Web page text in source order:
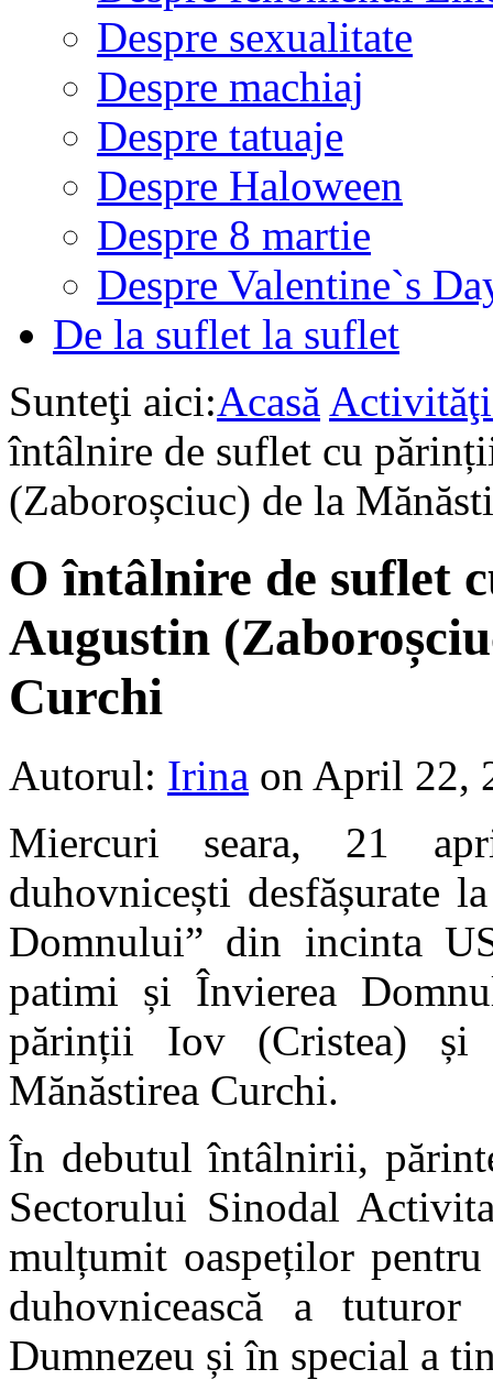
Despre sexualitate
Despre machiaj
Despre tatuaje
Despre Haloween
Despre 8 martie
Despre Valentine`s
De la suflet la suflet
Sunteţi aici:Acasă
întâlnire de suflet cu
(Zaboroșciuc) de la
O întâlnire de suflet
Augustin
Curchi
Autorul: Irina on April 22,
Miercuri seara, 21
duhovnicești desfășurate
Domnului” din incinta
patimi și Învierea
părinții Iov (Cristea) și
Mănăstirea Curchi.
În debutul întâlnirii,
Sectorului Sinodal
mulțumit oaspeților
duhovnicească a
Dumnezeu și în special a